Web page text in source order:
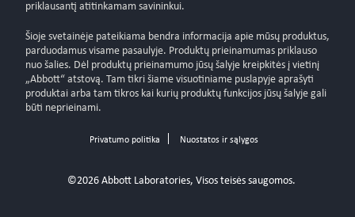
priklausantį atitinkamam savininkui.
Šioje svetainėje pateikiama bendra informacija apie mūsų produktus,
parduodamus visame pasaulyje. Produktų prieinamumas priklauso
nuo šalies. Dėl produktų prieinamumo jūsų šalyje kreipkitės į vietinį
„Abbott“ atstovą. Tam tikri šiame visuotiniame puslapyje aprašyti
produktai arba tam tikros kai kurių produktų funkcijos jūsų šalyje gali
būti neprieinami.
Privatumo politika Nuostatos ir sąlygos
©2026 Abbott Laboratories, Visos teisės saugomos.